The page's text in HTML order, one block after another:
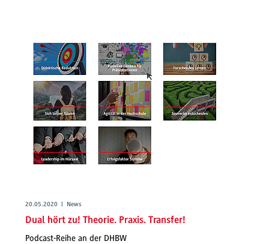
20.05.2020 | News
Dual hört zu! Theorie. Praxis. Transfer!
Podcast-Reihe an der DHBW